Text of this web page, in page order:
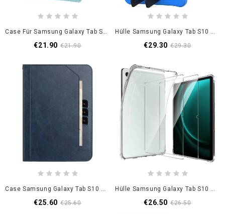
Case Für Samsung Galaxy Tab S10 Fe Drehbar Mit Gummiband
€21.90 €21.90
Hülle Samsung Galaxy Tab S10 Fe Eva-Schutzfolie
€29.30 €29.30
Case Samsung Galaxy Tab S10 Fe Handyhülle Tragegurt Und Umhängeband
€25.60 €25.60
Hülle Samsung Galaxy Tab S10 Fe Transparent Mit 2 Displayschutzfolien Aus Gehärtetem Glas
€26.50 €26.50